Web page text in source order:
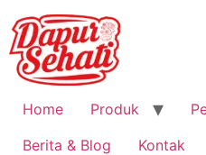
Home Produk
Berita & Blog
Kontak